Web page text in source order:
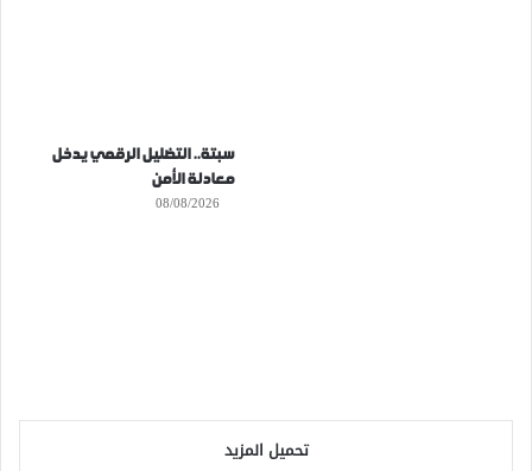
سبتة.. التضليل الرقمي يدخل
معادلة الأمن
08/08/2026
تحميل المزيد